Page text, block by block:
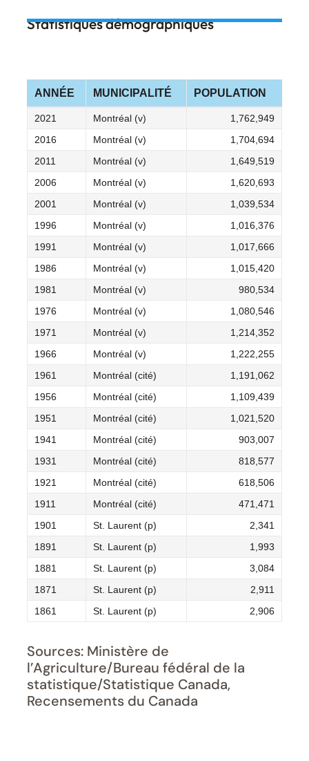
Statistiques démographiques
ANNÉE MUNICIPALITÉ POPULATION
2021 Montréal (v)
1,762,949
2016
Montréal (v)
1,704,694
2011
Montréal (v)
1,649,519
2006
Montréal (v)
1,620,693
2001
Montréal (v)
1,039,534
1996
Montréal (v)
1,016,376
1991
Montréal (v)
1,017,666
1986
Montréal (v)
1,015,420
1981
Montréal (v)
980,534
1976
Montréal (v)
1,080,546
1971
Montréal (v)
1,214,352
1966
Montréal (v)
1,222,255
1961
Montréal (cité)
1,191,062
1956
Montréal (cité)
1,109,439
1951
Montréal (cité)
1,021,520
1941
Montréal (cité)
903,007
1931
Montréal (cité)
818,577
1921
Montréal (cité)
618,506
1911
Montréal (cité)
471,471
1901
St. Laurent (p)
2,341
1891
St. Laurent (p)
1,993
1881
St. Laurent (p)
3,084
1871
St. Laurent (p)
2,911
1861
St. Laurent (p) 2,906
Sources: Ministère de
l’Agriculture/Bureau fédéral de la
statistique/Statistique Canada,
Recensements du Canada